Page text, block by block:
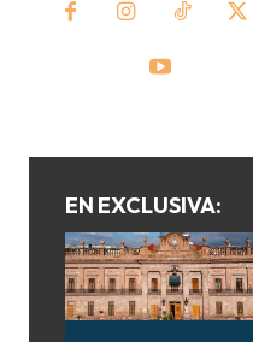
EN EXCLUSIVA: